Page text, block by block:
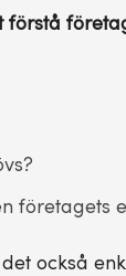
förstå
företagets
också